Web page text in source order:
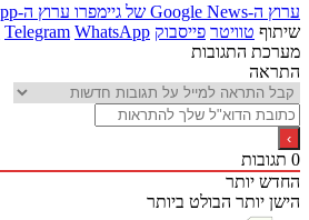
ערוץ ה-Google News של גיימפרו
ערוץ ה-WhatsApp של גיימפרו
שיתוף טוויטר פייסבוק Telegram WhatsApp
מערכת התגובות
התראה
0 תגובות
החדש יותר
הישן יותר הבולט ביותר